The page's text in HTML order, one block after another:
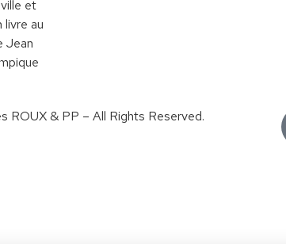
et
livre au
Jean
ROUX & PP – All Rights Reserved.